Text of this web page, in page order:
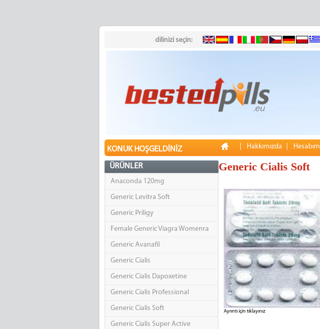
dilinizi seçin:
KONUK HOŞGELDINIZ Hakkımızda Hesabım
ÜRÜNLER
Anaconda 120mg
Generic Levitra Soft
Generic Priligy
Female Generic Viagra Womenra
Generic Avanafil
Generic Cialis
Generic Cialis Dapoxetine
Generic Cialis Professional
Generic Cialis Soft
Generic Cialis Super Active
Generic Cialis Soft
Ayrıntı için tıklayınız